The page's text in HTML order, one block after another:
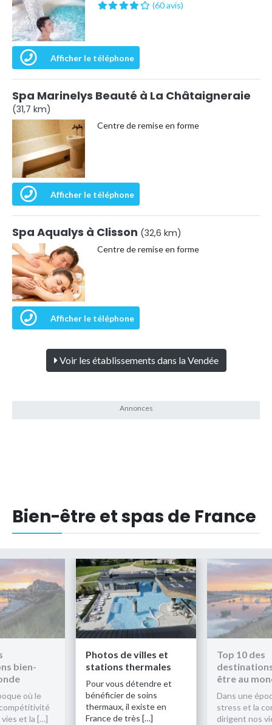
(60 avis)
Afficher le téléphone
Spa Marinelys Beauté à La Châtaigneraie
(31,7 km)
Centre de remise en forme
Afficher le téléphone
Spa Aqualys à Clisson (32,6 km)
Centre de remise en forme
Afficher le téléphone
Voir les établissements dans la Vendée
Bien-être et spas de France
bien-
où le
et la […]
Photos de villes et
stations thermales
Pour vous détendre et
bénéficier de soins
thermaux, il existe en
France de très […]
Top 10 des
être au
Dans une
stress et la
dirigent nos